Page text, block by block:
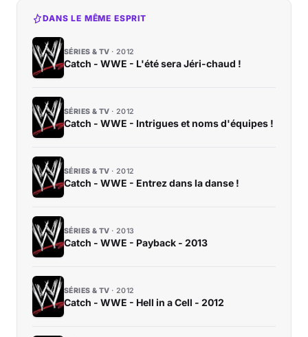
DANS LE MÊME ESPRIT
SÉRIES & TV 2012
Catch - WWE - L'été sera Jéri-chaud !
SÉRIES & TV 2012
Catch - WWE - Intrigues et noms d'équipes !
SÉRIES & TV 2012
Catch - WWE - Entrez dans la danse !
SÉRIES & TV 2013
Catch - WWE - Payback - 2013
SÉRIES & TV 2012
Catch - WWE - Hell in a Cell - 2012